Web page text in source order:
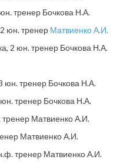
тренер Бочкова Н.А.
юн. тренер Матвиенко А.И.
2 юн. тренер Бочкова Н.А.
юн. тренер Бочкова Н.А.
тренер Бочкова Н.А.
Матвиенко А.И.
Матвиенко А.И.
тренер Матвиенко А.И.